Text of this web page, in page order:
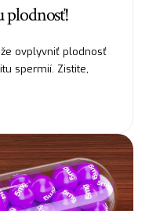
plodnosť!
ovplyvniť plodnosť
spermií. Zistite,